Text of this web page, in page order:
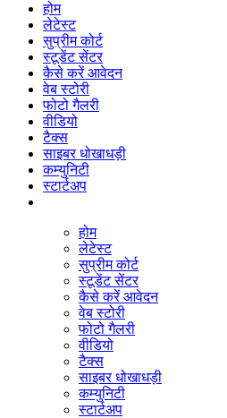
होम
लेटेस्ट
सुप्रीम कोर्ट
स्टूडेंट सेंटर
कैसे करें आवेदन
वेब स्टोरी
फोटो गैलरी
वीडियो
टैक्स
साइबर धोखाधड़ी
कम्युनिटी
स्टार्टअप
होम
लेटेस्ट
सुप्रीम कोर्ट
स्टूडेंट सेंटर
कैसे करें आवेदन
वेब स्टोरी
फोटो गैलरी
वीडियो
टैक्स
साइबर धोखाधड़ी
कम्युनिटी
स्टार्टअप